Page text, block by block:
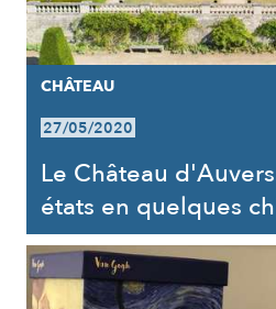
CHÂTEAU
27/05/2020
Le Château
états en quelques